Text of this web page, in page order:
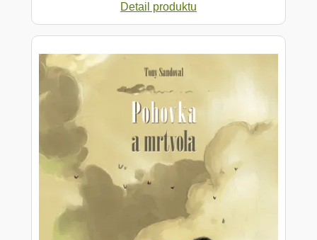
Detail produktu